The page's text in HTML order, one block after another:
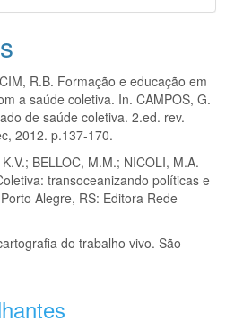
R.B. Formação e educação em
a saúde coletiva. In. CAMPOS, G.
de saúde coletiva. 2.ed. rev.
2012. p.137-170.
BELLOC, M.M.; NICOLI, M.A.
transoceanizando políticas e
Alegre, RS: Editora Rede
do trabalho vivo. São